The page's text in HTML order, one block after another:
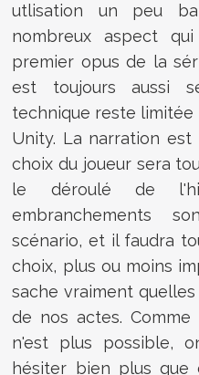
utlisation un peu
nombreux aspect
premier opus de la
est toujours aussi
technique reste
Unity. La narration
choix du joueur sera
le déroulé de
embranchements
scénario, et il faudra
choix, plus ou moins
sache vraiment
de nos actes.
n'est plus possible,
hésiter bien plus que